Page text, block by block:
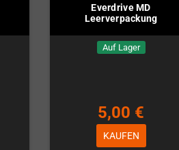
Everdrive MD
Leerverpackung
Auf Lager
5,00 €
KAUFEN